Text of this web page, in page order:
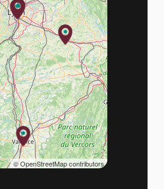
© OpenStreetMap contributors